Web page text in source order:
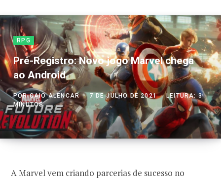
RPG
Pré-Registro: Novo jogo Marvel chega
ao Android
PORCAIO ALENCAR 7 DE JULHO DE 2021
LEITURA: 3
MINUTOS
A Marvel vem criando parcerias de sucesso no